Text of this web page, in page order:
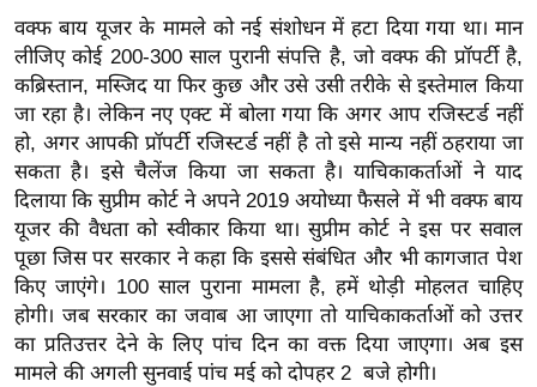
टो
व
र्ल्ड
न्यू
ज
ब्री
फ
म
नो
रं
ज
वक्फ बाय यूजर के मामले को नई संशोधन में हटा दिया गया था। मान
लीजिए कोई 200-300 साल पुरानी संपत्ति है, जो वक्फ की प्रॉपर्टी है,
कब्रिस्तान, मस्जिद या फिर कुछ और उसे उसी तरीके से इस्तेमाल किया
जा रहा है। लेकिन नए एक्ट में बोला गया कि अगर आप रजिस्टर्ड नहीं
हो, अगर आपकी प्रॉपर्टी रजिस्टर्ड नहीं है तो इसे मान्य नहीं ठहराया जा
सकता है। इसे चैलेंज किया जा सकता है। याचिकाकर्ताओं ने याद
दिलाया कि सुप्रीम कोर्ट ने अपने 2019 अयोध्या फैसले में भी वक्फ बाय
यूजर की वैधता को स्वीकार किया था। सुप्रीम कोर्ट ने इस पर सवाल
पूछा जिस पर सरकार ने कहा कि इससे संबंधित और भी कागजात पेश
किए जाएंगे। 100 साल पुराना मामला है, हमें थोड़ी मोहलत चाहिए
होगी। जब सरकार का जवाब आ जाएगा तो याचिकाकर्ताओं को उत्तर
का प्रतिउत्तर देने के लिए पांच दिन का वक्त दिया जाएगा। अब इस
मामले की अगली सुनवाई पांच मई को दोपहर 2 बजे होगी।